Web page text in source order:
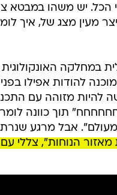
הכל. יש משהו במבטא
מעין מצג של, איך
במחלקה
להודות אפילו
להיות מזוהה עם
תוך כוונה
אבל מרגע
הנוחות", צללי עם